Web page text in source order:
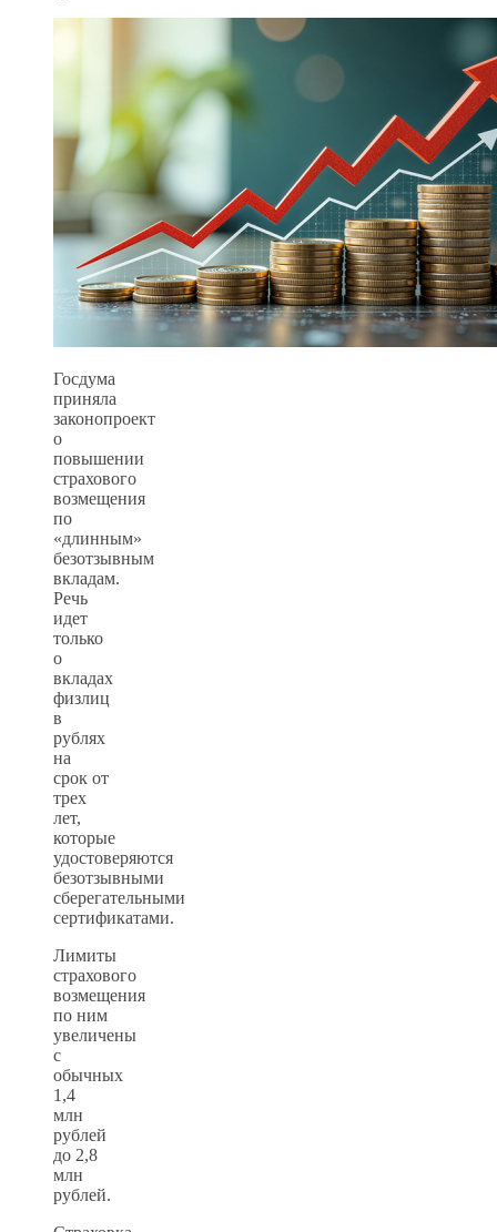
Госдума
приняла
законопроект
о
повышении
страхового
возмещения
по
«длинным»
безотзывным
вкладам.
Речь
идет
только
о
вкладах
физлиц
в
рублях
на
срок от
трех
лет,
которые
удостоверяются
безотзывными
сберегательными
сертификатами.
Лимиты
страхового
возмещения
по ним
увеличены
с
обычных
1,4
млн
рублей
до 2,8
млн
рублей.